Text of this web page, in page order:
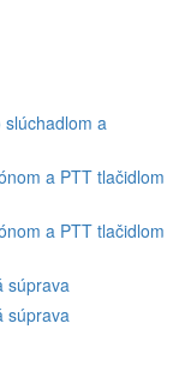
slúchadlom a
a PTT tlačidlom
a PTT tlačidlom
súprava
súprava